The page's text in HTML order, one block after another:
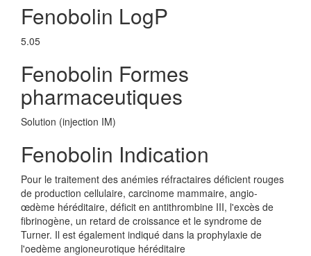
Fenobolin LogP
5.05
Fenobolin Formes
pharmaceutiques
Solution (injection IM)
Fenobolin Indication
Pour le traitement des anémies réfractaires déficient rouges
de production cellulaire, carcinome mammaire, angio-
œdème héréditaire, déficit en antithrombine III, l'excès de
fibrinogène, un retard de croissance et le syndrome de
Turner. Il est également indiqué dans la prophylaxie de
l'oedème angioneurotique héréditaire